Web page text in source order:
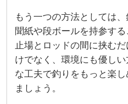
の
で
工
夫
す
こ
と
も
あ
り
もう一つの方法としては
聞紙や段ボールを持参す
止場とロッドの間に挟む
けでなく、環境にも優し
な工夫で釣りをもっと楽
ましょう。